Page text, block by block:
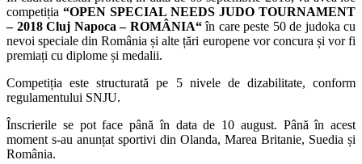
competiția “OPEN SPECIAL NEEDS JUDO TOURNAMENT
– 2018 Cluj Napoca – ROMÂNIA“în care peste 50 de judoka cu
nevoi speciale din România și alte țări europene vor concura și vor fi
premiați cu diplome și medalii.
Competiția este structurată pe 5 nivele de dizabilitate, conform
regulamentului SNJU.
Înscrierile se pot face până în data de 10 august. Până în acest
moment s-au anunțat sportivi din Olanda, Marea Britanie, Suedia și
România.